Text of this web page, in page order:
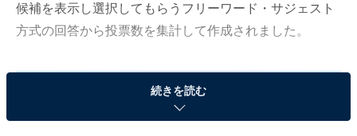
候補を表示し選択してもらうフリーワード・サジェスト
方式の回答から投票数を集計して作成されました。
続きを読む